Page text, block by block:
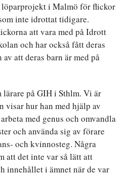
löparprojekt i Malmö för flickor
inte idrottat tidigare.
att vara med på Idrott
och har också fått deras
att deras barn är med på
lärare på GIH i Sthlm. Vi är
visar hur han med hjälp av
med genus och omvandla
och använda sig av förare
och kvinnosteg. Några
att det inte var så lätt att
innehållet i ämnet när de var